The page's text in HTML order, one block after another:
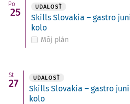
Po
25 UDALOSŤ
Skills Slovakia – gastro
kolo
Môj plán
St
27 UDALOSŤ
Skills Slovakia – gastro
kolo